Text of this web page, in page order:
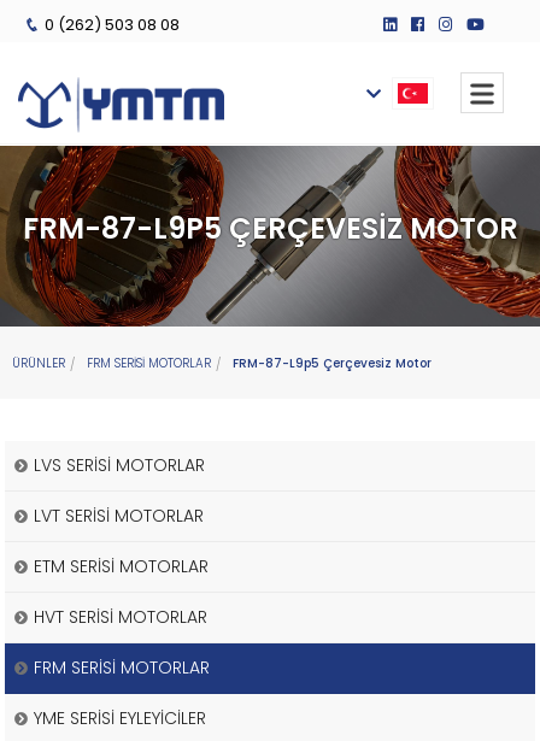
0 (262) 503 08 08
FRM-87-L9P5 ÇERÇEVESIZ MOTOR
ÜRÜNLER FRM SERİSİ MOTORLAR FRM-87-L9p5 Çerçevesiz Motor
LVS SERİSİ MOTORLAR
LVT SERİSİ MOTORLAR
ETM SERİSİ MOTORLAR
HVT SERİSİ MOTORLAR
FRM SERİSİ MOTORLAR
YME SERİSİ EYLEYİCİLER